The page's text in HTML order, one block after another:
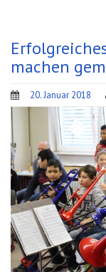
machen
20. Januar 2018